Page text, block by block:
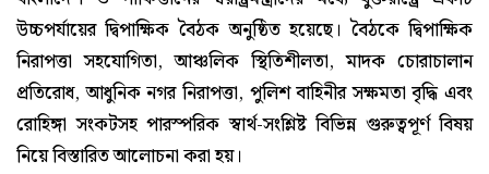
উচ্চপর্যায়ের দ্বিপাক্ষিক বৈঠক অনুষ্ঠিত হয়েছে। বৈঠকে দ্বিপাক্ষিক
নিরাপত্তা সহযোগিতা, আঞ্চলিক স্থিতিশীলতা, মাদক চোরাচালান
প্রতিরোধ, আধুনিক নগর নিরাপত্তা, পুলিশ বাহিনীর সক্ষমতা বৃদ্ধি এবং
রোহিঙ্গা সংকটসহ পারস্পরিক স্বার্থ-সংশ্লিষ্ট বিভিন্ন গুরুত্বপূর্ণ বিষয়
নিয়ে বিস্তারিত আলোচনা করা হয়।